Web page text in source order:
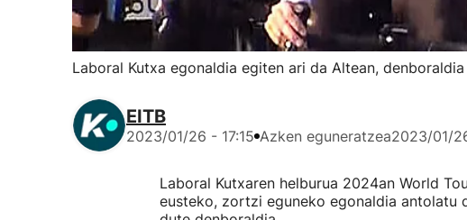
Laboral Kutxa egonaldia egiten ari da Altean,
EITB
2023/01/26 - 17:15 Azken eguneratzea2023/01/
Laboral Kutxaren helburua 2024an World
eusteko, zortzi eguneko egonaldia antolatu